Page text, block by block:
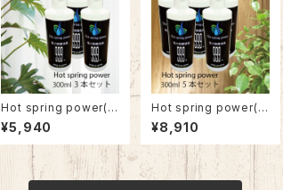
Hot spring power(3
本セット)
¥5,940
Hot spring power(5
本セット)10%OFF
¥8,910